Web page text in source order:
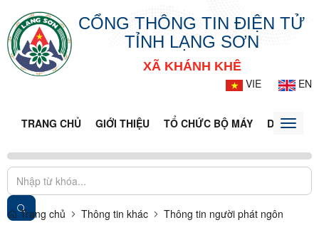
CỔNG THÔNG TIN ĐIỆN TỬ
TỈNH LẠNG SƠN
XÃ KHÁNH KHÊ
VIE
EN
TRANG CHỦ GIỚI THIỆU TỔ CHỨC BỘ MÁY DOANH
Toggle
Trang chủ Thông tin khác Thông tin người phát ngôn